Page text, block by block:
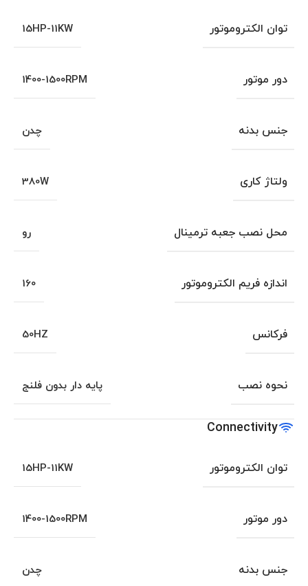
توان الکتروموتور 15HP-11KW
دور موتور 1400-1500RPM
جنس بدنه چدن
ولتاژ کاری 380W
محل نصب جعبه ترمینال رو
اندازه فریم الکتروموتور 160
فرکانس 50HZ
نحوه نصب پایه دار بدون فلنج
Connectivity
توان الکتروموتور 15HP-11KW
دور موتور 1400-1500RPM
جنس بدنه چدن